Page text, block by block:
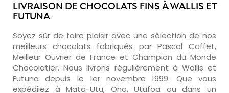
LIVRAISON DE CHOCOLATS FINS À WALLIS ET
FUTUNA
Soyez sûr de faire plaisir avec une sélection de nos
meilleurs chocolats fabriqués par Pascal Caffet,
Meilleur Ouvrier de France et Champion du Monde
Chocolatier. Nous livrons régulièrement à Wallis et
Futuna depuis le 1er novembre 1999. Que vous
expédiiez à Mata-Utu, Ono, Utufoa ou dans un